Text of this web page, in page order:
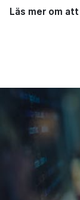
Läs mer om